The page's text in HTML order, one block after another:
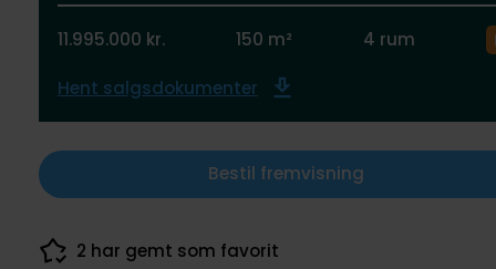
11.995.000 kr. 150 m² 4 rum
Hent salgsdokumenter
Bestil fremvisning
2 har gemt som favorit